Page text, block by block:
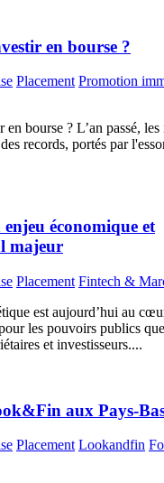
en bourse ?
Placement Promotion
bourse ? L’an passé,
records, portés par
économique et
majeur
Placement Fintech &
est aujourd’hui au
les pouvoirs publics
et investisseurs....
aux Pays-
Placement Lookandfin